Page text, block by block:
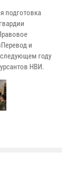
подготовка
и
году
НВИ.